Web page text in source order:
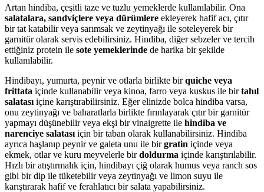
Artan hindiba, çeşitli taze ve tuzlu yemeklerde kullanılabilir. Ona
salatalara, sandviçlere veya dürümlere ekleyerek hafif acı, çıtır
bir tat katabilir veya sarımsak ve zeytinyağı ile soteleyerek bir
garnitür olarak servis edebilirsiniz. Hindiba, diğer sebzeler ve tercih
ettiğiniz protein ile sote yemeklerinde de harika bir şekilde
kullanılabilir.
Hindibayı, yumurta, peynir ve otlarla birlikte birquiche veya
frittata içinde kullanabilir veya kinoa, farro veya kuskus ile birtahıl
salatası içine karıştırabilirsiniz. Eğer elinizde bolca hindiba varsa,
onu zeytinyağı ve baharatlarla birlikte fırınlayarak çıtır bir garnitür
yapmayı düşünebilir veya ekşi bir vinaigrette ile hindiba ve
narenciye salatası için bir taban olarak kullanabilirsiniz. Hindiba
ayrıca haşlanıp peynir ve galeta unu ile birgratin içinde veya
ekmek, otlar ve kuru meyvelerle birdoldurma içinde karıştırılabilir.
Hızlı bir atıştırmalık için, hindibayı çiğ olarak humus veya ranch sos
gibi bir dip ile tüketebilir veya zeytinyağı ve limon suyu ile
karıştırarak hafif ve ferahlatıcı bir salata yapabilirsiniz.